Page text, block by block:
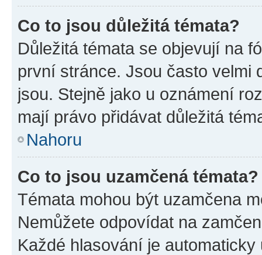
Co to jsou důležitá témata?
Důležitá témata se objevují na
první stránce. Jsou často velmi
jsou. Stejně jako u oznámení
mají právo přidávat důležitá
Nahoru
Co to jsou uzamčená témata?
Témata mohou být uzamčena
Nemůžete odpovídat na
Každé hlasování je